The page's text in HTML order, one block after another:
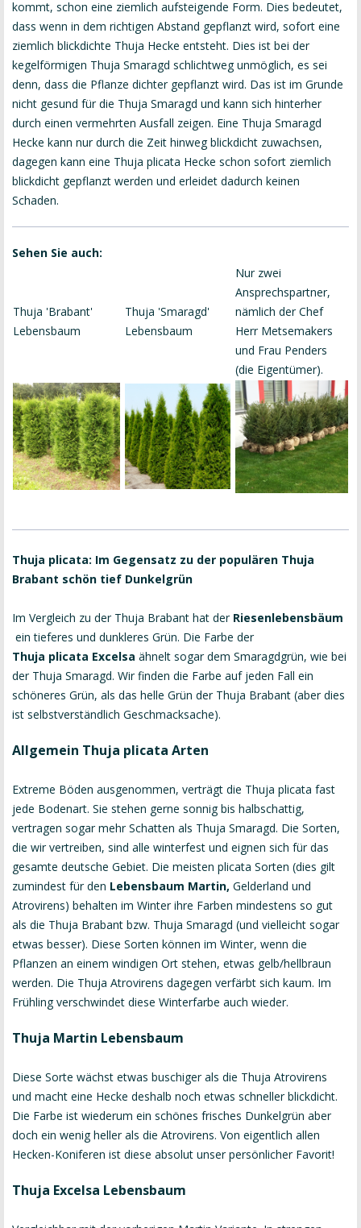
kommt, schon eine ziemlich aufsteigende Form. Dies bedeutet,
dass wenn in dem richtigen Abstand gepflanzt wird, sofort eine
ziemlich blickdichte Thuja Hecke entsteht. Dies ist bei der
kegelförmigen Thuja Smaragd schlichtweg unmöglich, es sei
denn, dass die Pflanze dichter gepflanzt wird. Das ist im Grunde
nicht gesund für die Thuja Smaragd und kann sich hinterher
durch einen vermehrten Ausfall zeigen. Eine Thuja Smaragd
Hecke kann nur durch die Zeit hinweg blickdicht zuwachsen,
dagegen kann eine Thuja plicata Hecke schon sofort ziemlich
blickdicht gepflanzt werden und erleidet dadurch keinen
Schaden.
Sehen Sie auch:
Thuja 'Brabant'
Lebensbaum
Thuja 'Smaragd'
Lebensbaum
Nur zwei
Ansprechspartner,
nämlich der Chef
Herr Metsemakers
und Frau Penders
(die Eigentümer).
Thuja plicata: Im Gegensatz zu der populären Thuja
Brabant schön tief Dunkelgrün
Im Vergleich zu der Thuja Brabant hat der Riesenlebensbäum
ein tieferes und dunkleres Grün. Die Farbe der
Thuja plicata Excelsa ähnelt sogar dem Smaragdgrün, wie bei
der Thuja Smaragd. Wir finden die Farbe auf jeden Fall ein
schöneres Grün, als das helle Grün der Thuja Brabant (aber dies
ist selbstverständlich Geschmacksache).
Allgemein Thuja plicata Arten
Extreme Böden ausgenommen, verträgt die Thuja plicata fast
jede Bodenart. Sie stehen gerne sonnig bis halbschattig,
vertragen sogar mehr Schatten als Thuja Smaragd. Die Sorten,
die wir vertreiben, sind alle winterfest und eignen sich für das
gesamte deutsche Gebiet. Die meisten plicata Sorten (dies gilt
zumindest für den Lebensbaum Martin, Gelderland und
Atrovirens) behalten im Winter ihre Farben mindestens so gut
als die Thuja Brabant bzw. Thuja Smaragd (und vielleicht sogar
etwas besser). Diese Sorten können im Winter, wenn die
Pflanzen an einem windigen Ort stehen, etwas gelb/hellbraun
werden. Die Thuja Atrovirens dagegen verfärbt sich kaum. Im
Frühling verschwindet diese Winterfarbe auch wieder.
Thuja Martin Lebensbaum
Diese Sorte wächst etwas buschiger als die Thuja Atrovirens
und macht eine Hecke deshalb noch etwas schneller blickdicht.
Die Farbe ist wiederum ein schönes frisches Dunkelgrün aber
doch ein wenig heller als die Atrovirens. Von eigentlich allen
Hecken-Koniferen ist diese absolut unser persönlicher Favorit!
Thuja Excelsa Lebensbaum